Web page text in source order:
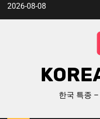
2026-08-08
한국 특종